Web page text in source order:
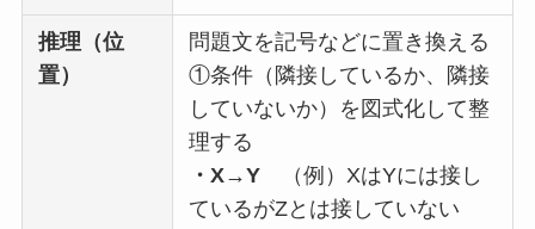
推理（位
置）
問題文を記号などに置き換える
①条件（隣接しているか、隣接
していないか）を図式化して整
理する
・X→Y （例）XはYには接し
ているがZとは接していない